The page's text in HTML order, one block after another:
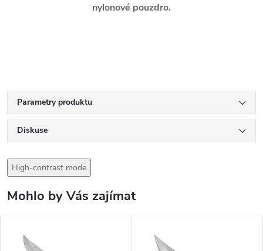
nylonové pouzdro.
Parametry produktu
Diskuse
High-contrast mode
Mohlo by Vás zajímat